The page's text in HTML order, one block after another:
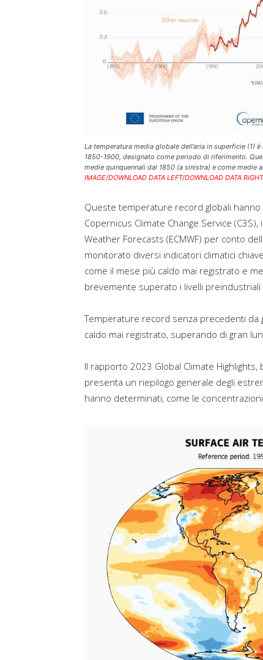
La temperatura media globale dell’aria in superficie
1850-1900, designato come periodo di riferimento.
medie quinquennali dal 1850 (a sinistra) e come medie
IMAGE/DOWNLOAD DATA LEFT/DOWNLOAD DATA RIGHT
Queste temperature record globali hanno
Copernicus Climate Change Service
Weather Forecasts (ECMWF) per conto
monitorato diversi indicatori climatici
come il mese più caldo mai registrato e
brevemente superato i livelli preindustriali
Temperature record senza precedenti da
caldo mai registrato, superando di gran
Il rapporto 2023 Global Climate
presenta un riepilogo generale degli
hanno determinati, come le